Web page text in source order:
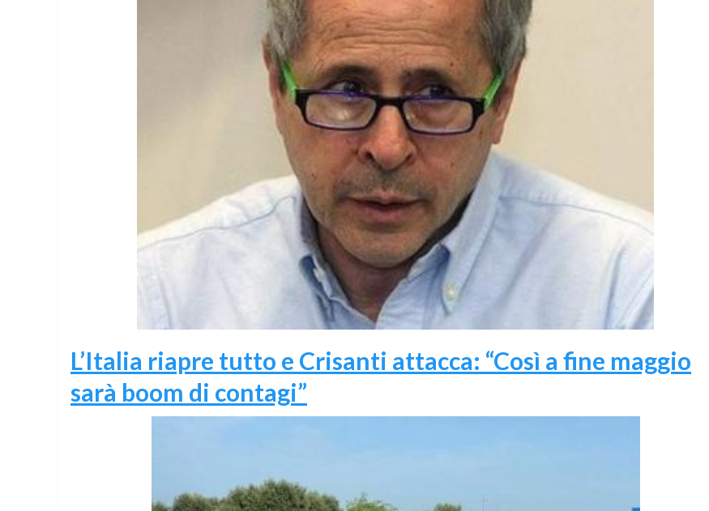
L’Italia riapre tutto e Crisanti attacca: “Così a fine maggio
sarà boom di contagi”